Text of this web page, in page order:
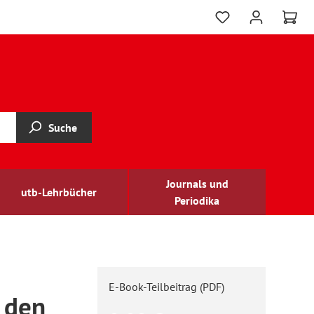
Suche
utb-Lehrbücher
Journals und
Periodika
E-Book-Teilbeitrag (PDF)